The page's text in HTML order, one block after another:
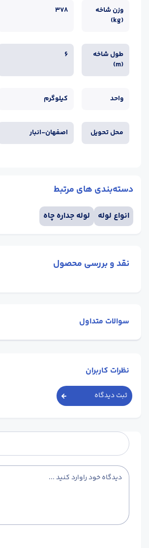
وزن شاخه
(kg)
378
طول شاخه
(m)
6
واحد کیلوگرم
محل تحویل اصفهان-انبار
دسته‌بندی های مرتبط
انواع لوله لوله جداره چاه
نقد و بررسی محصول
سوالات متداول
نظرات کاربران
ثبت دیدگاه